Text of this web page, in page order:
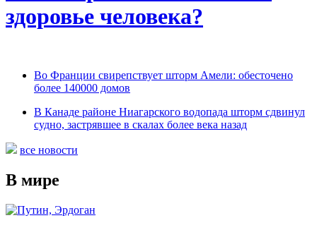
здоровье человека?
Во Франции свирепствует шторм Амели: обесточено
более 140000 домов
В Канаде районе Ниагарского водопада шторм сдвинул
судно, застрявшее в скалах более века назад
все новости
В мире